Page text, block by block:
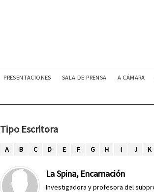
PRESENTACIONES SALA DE PRENSA A CÁMARA
Tipo Escritora
A B C D E F G H I J K
La Spina, Encarnación
Investigadora y profesora del